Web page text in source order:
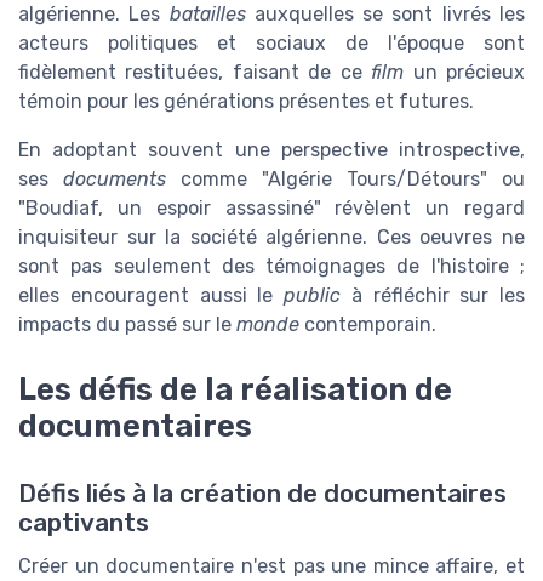
algérienne. Les bataillesauxquelles se sont livrés les
acteurs politiques et sociaux de l'époque sont
fidèlement restituées, faisant de ce film un précieux
témoin pour les générations présentes et futures.
En adoptant souvent une perspective introspective,
ses documents comme "Algérie Tours/Détours" ou
"Boudiaf, un espoir assassiné" révèlent un regard
inquisiteur sur la société algérienne. Ces oeuvres ne
sont pas seulement des témoignages de l'histoire ;
elles encouragent aussi le public à réfléchir sur les
impacts du passé sur le monde contemporain.
Les défis de la réalisation de
documentaires
Défis liés à la création de documentaires
captivants
Créer un documentaire n'est pas une mince affaire, et